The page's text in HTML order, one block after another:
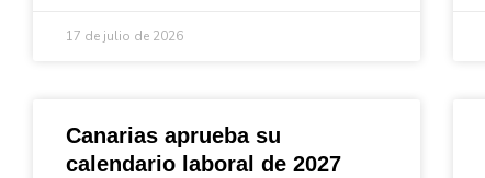
17 de julio de 2026
Canarias aprueba su
calendario laboral de 2027